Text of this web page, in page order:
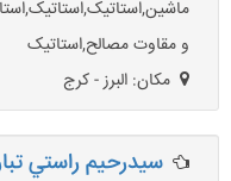
و مقاوت مصالح,استاتیک
مکان: البرز - کرج
سيدرحيم راستي